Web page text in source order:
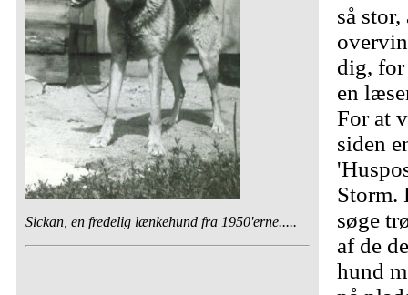
Sickan, en fredelig lænkehund fra 1950'erne.....
så
dig, for
en
For at
siden
Storm.
søge
af de
hund